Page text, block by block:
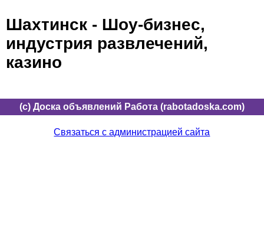
Шахтинск - Шоу-бизнес,
индустрия развлечений,
казино
(c) Доска объявлений Работа (rabotadoska.com)
Связаться с администрацией сайта